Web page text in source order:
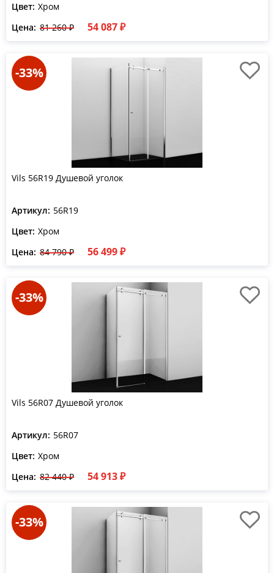
Цвет: Хром
Цена: 81 260 ₽ 54 087 ₽
-33%
Vils 56R19 Душевой уголок
Артикул: 56R19
Цвет: Хром
Цена: 84 790 ₽ 56 499 ₽
-33%
Vils 56R07 Душевой уголок
Артикул: 56R07
Цвет: Хром
Цена: 82 440 ₽ 54 913 ₽
-33%